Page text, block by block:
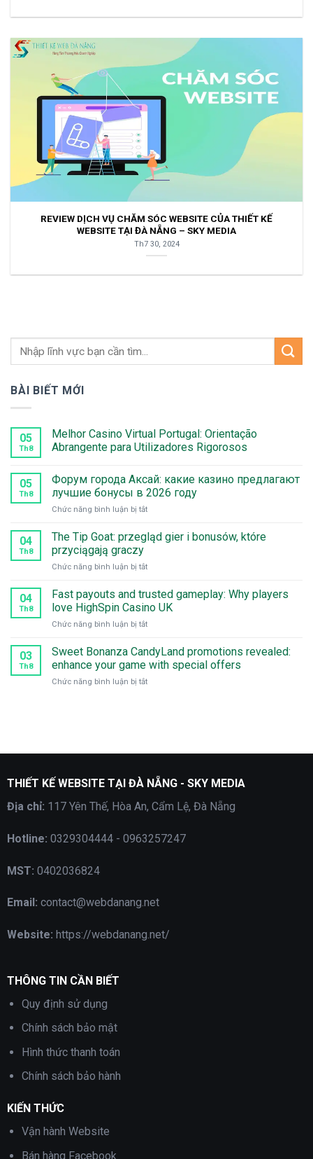
REVIEW DỊCH VỤ CHĂM SÓC WEBSITE CỦA THIẾT KẾ
WEBSITE TẠI ĐÀ NẴNG – SKY MEDIA
Th7 30, 2024
BÀI BIẾT MỚI
05
Th8
Melhor Casino Virtual Portugal: Orientação
Abrangente para Utilizadores Rigorosos
05
Th8
Форум города Аксай: какие казино предлагают
лучшие бонусы в 2026 году
Chức năng bình luận bị tắtở
города
Аксай:
казино
лучшие
бонусы
2026
04
Th8
The Tip Goat: przegląd gier i bonusów, które
przyciągają graczy
Chức năng bình luận bị tắtở
Tip
Goat:
przegląd
gier
bonusów,
które
przyciągają
graczy
04
Th8
Fast payouts and trusted gameplay: Why players
love HighSpin Casino UK
Chức năng bình luận bị tắtở
payouts
and
trusted
gameplay:
UK
03
Th8
Sweet Bonanza CandyLand promotions revealed:
enhance your game with special offers
Chức năng bình luận bị tắtở
enhance
game
with
special
offers
THIẾT KẾ WEBSITE TẠI ĐÀ NẴNG - SKY MEDIA
Địa chỉ: 117 Yên Thế, Hòa An, Cẩm Lệ, Đà Nẵng
Hotline: 0329304444 - 0963257247
MST: 0402036824
Email: contact@webdanang.net
Website: https://webdanang.net/
THÔNG TIN CẦN BIẾT
Quy định sử dụng
Chính sách bảo mật
Hình thức thanh toán
Chính sách bảo hành
KIẾN THỨC
Vận hành Website
Bán hàng Facebook